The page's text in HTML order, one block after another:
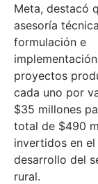
Meta, destacó
asesoría
formulación e
proyectos
cada uno por
$35 millones
total de $490
invertidos en el
desarrollo del
rural.